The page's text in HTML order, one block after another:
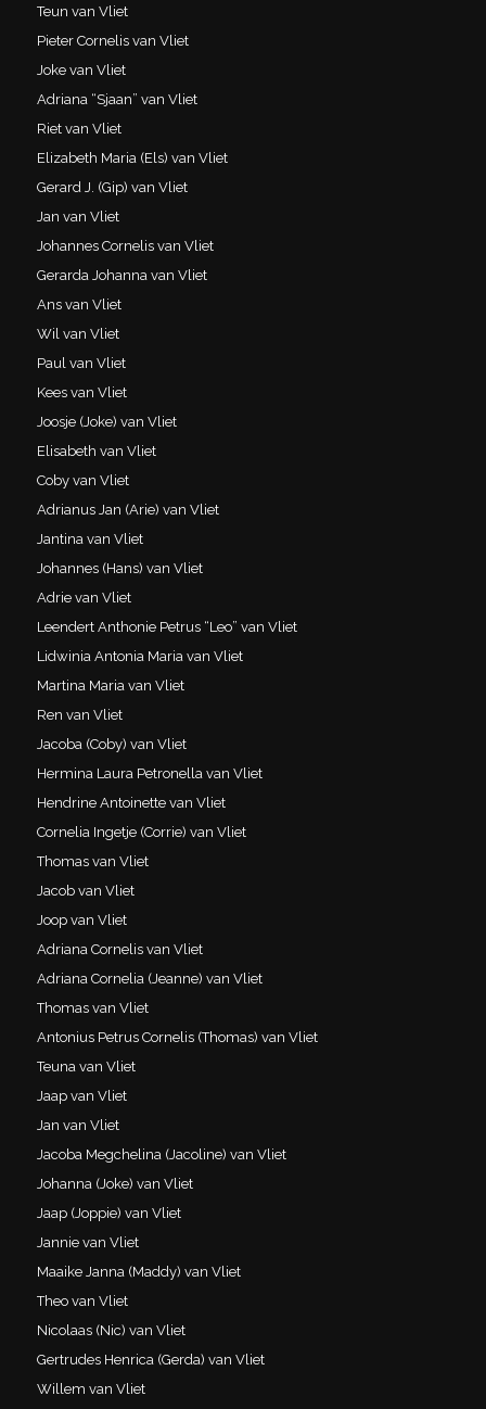
Teun van Vliet
Pieter Cornelis van Vliet
Joke van Vliet
Adriana “Sjaan” van Vliet
Riet van Vliet
Elizabeth Maria (Els) van Vliet
Gerard J. (Gip) van Vliet
Jan van Vliet
Johannes Cornelis van Vliet
Gerarda Johanna van Vliet
Ans van Vliet
Wil van Vliet
Paul van Vliet
Kees van Vliet
Joosje (Joke) van Vliet
Elisabeth van Vliet
Coby van Vliet
Adrianus Jan (Arie) van Vliet
Jantina van Vliet
Johannes (Hans) van Vliet
Adrie van Vliet
Leendert Anthonie Petrus “Leo” van Vliet
Lidwinia Antonia Maria van Vliet
Martina Maria van Vliet
Ren van Vliet
Jacoba (Coby) van Vliet
Hermina Laura Petronella van Vliet
Hendrine Antoinette van Vliet
Cornelia Ingetje (Corrie) van Vliet
Thomas van Vliet
Jacob van Vliet
Joop van Vliet
Adriana Cornelis van Vliet
Adriana Cornelia (Jeanne) van Vliet
Thomas van Vliet
Antonius Petrus Cornelis (Thomas) van Vliet
Teuna van Vliet
Jaap van Vliet
Jan van Vliet
Jacoba Megchelina (Jacoline) van Vliet
Johanna (Joke) van Vliet
Jaap (Joppie) van Vliet
Jannie van Vliet
Maaike Janna (Maddy) van Vliet
Theo van Vliet
Nicolaas (Nic) van Vliet
Gertrudes Henrica (Gerda) van Vliet
Willem van Vliet